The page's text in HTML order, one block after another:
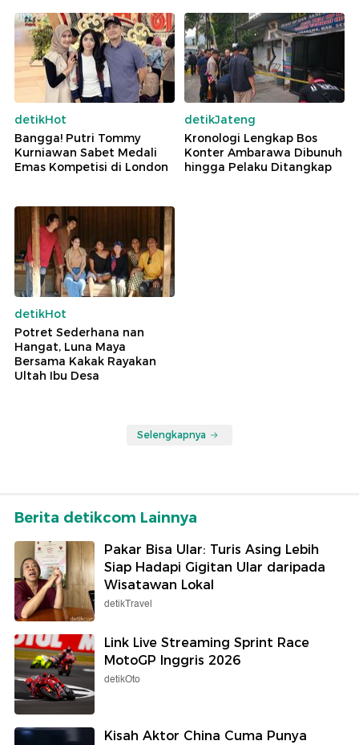
detikHot
Bangga! Putri Tommy
Kurniawan Sabet Medali
Emas Kompetisi di London
detikJateng
Kronologi Lengkap Bos
Konter Ambarawa Dibunuh
hingga Pelaku Ditangkap
detikHot
Potret Sederhana nan
Hangat, Luna Maya
Bersama Kakak Rayakan
Ultah Ibu Desa
Selengkapnya
Berita detikcom Lainnya
Pakar Bisa Ular: Turis Asing Lebih
Siap Hadapi Gigitan Ular daripada
Wisatawan Lokal
detikTravel
Link Live Streaming Sprint Race
MotoGP Inggris 2026
detikOto
Kisah Aktor China Cuma Punya